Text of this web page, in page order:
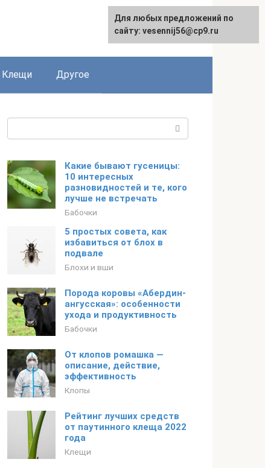
English
Клещи Другое
Какие бывают гусеницы:
10 интересных
разновидностей и те, кого
лучше не встречать
Бабочки
5 простых совета, как
избавиться от блох в
подвале
Блохи и вши
Порода коровы «Абердин-
ангусская»: особенности
ухода и продуктивность
Бабочки
От клопов ромашка —
описание, действие,
эффективность
Клопы
Рейтинг лучших средств
от паутинного клеща 2022
года
Клещи
Для любых предложений по
сайту: vesennij56@cp9.ru